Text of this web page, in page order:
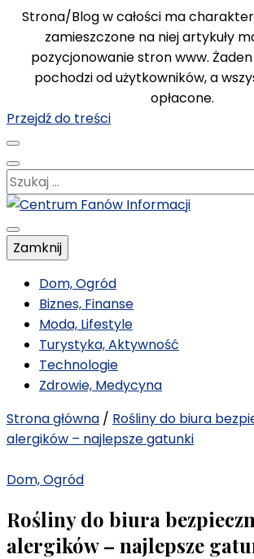
Strona/Blog w całości ma
zamieszczone na niej artykuły
pozycjonowanie stron www.
pochodzi od użytkowników, a
opłacone.
Przejdź do treści
Szukaj:
Centrum
Informacji
Poznawaj nowe, ciekawe informacje
Zamknij
Dom, Ogród
Biznes, Finanse
Moda, Lifestyle
Turystyka, Aktywność
Technologie
Zdrowie, Medycyna
Strona główna / Rośliny do biura
alergików – najlepsze gatunki
Dom, Ogród
Rośliny do biura
alergików – najlepsze